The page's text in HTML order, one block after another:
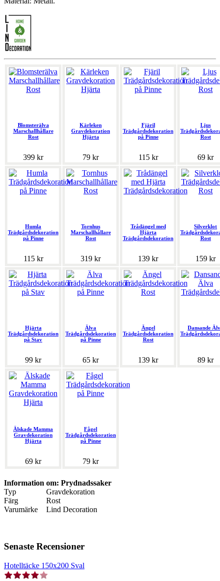
Blomsterälva
Marschallhållare
Rost
399 kr
Kärleken
Gravdekoration
Hjärta
79 kr
Fjäril
Trädgårdsdekoration
på Pinne
115 kr
Ljus
Rost
69 kr
Humla
Trädgårdsdekoration
på Pinne
115 kr
Tornhus
Marschallhållare
Rost
319 kr
Trådängel med
Hjärta
Trädgårdsdekoration
139 kr
Silverklot
Rost
159 kr
Hjärta
Trädgårdsdekoration
på Stav
99 kr
Älva
Trädgårdsdekoration
på Pinne
65 kr
Ängel
Trädgårdsdekoration
Rost
139 kr
Dansande
89 kr
Älskade Mamma
Gravdekoration
Hjärta
69 kr
Fågel
Trädgårdsdekoration
på Pinne
79 kr
Information om: Prydnadssaker
Typ
Gravdekoration
Färg
Rost
Varumärke
Lind Decoration
Senaste Recensioner
Hotelltäcke 150x200 Sval